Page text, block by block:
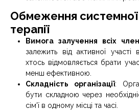
Обмеження системної
терапії
Вимога залучення всіх
залежить від активної участі
хтось відмовляється брати
менш ефективною.
Складність організації:
бути складною через
сім'ї в одному місці та часі.